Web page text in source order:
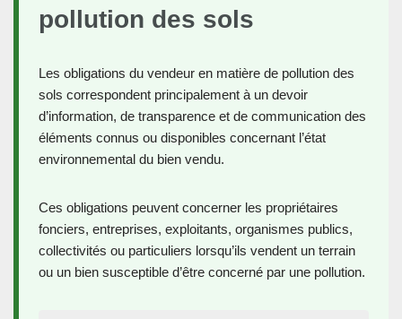
pollution des sols
Les obligations du vendeur en matière de pollution des
sols correspondent principalement à un devoir
d’information, de transparence et de communication des
éléments connus ou disponibles concernant l’état
environnemental du bien vendu.
Ces obligations peuvent concerner les propriétaires
fonciers, entreprises, exploitants, organismes publics,
collectivités ou particuliers lorsqu’ils vendent un terrain
ou un bien susceptible d’être concerné par une pollution.